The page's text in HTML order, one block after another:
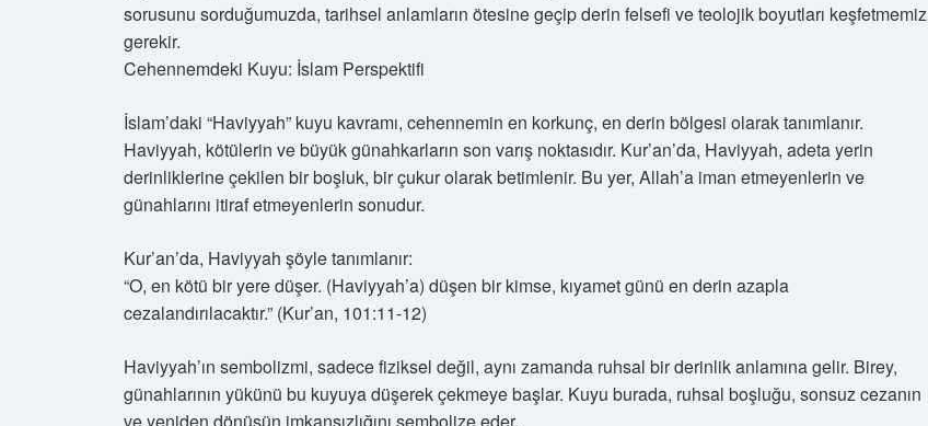
sorusunu sorduğumuzda, tarihsel anlamların ötesine geçip derin felsefi ve teolojik boyutları keşfetmemiz
gerekir.
Cehennemdeki Kuyu: İslam Perspektifi
İslam’daki “Haviyyah” kuyu kavramı, cehennemin en korkunç, en derin bölgesi olarak tanımlanır.
Haviyyah, kötülerin ve büyük günahkarların son varış noktasıdır. Kur’an’da, Haviyyah, adeta yerin
derinliklerine çekilen bir boşluk, bir çukur olarak betimlenir. Bu yer, Allah’a iman etmeyenlerin ve
günahlarını itiraf etmeyenlerin sonudur.
Kur’an’da, Haviyyah şöyle tanımlanır:
“O, en kötü bir yere düşer. (Haviyyah’a) düşen bir kimse, kıyamet günü en derin azapla
cezalandırılacaktır.” (Kur’an, 101:11-12)
Haviyyah’ın sembolizmi, sadece fiziksel değil, aynı zamanda ruhsal bir derinlik anlamına gelir. Birey,
günahlarının yükünü bu kuyuya düşerek çekmeye başlar. Kuyu burada, ruhsal boşluğu, sonsuz cezanın